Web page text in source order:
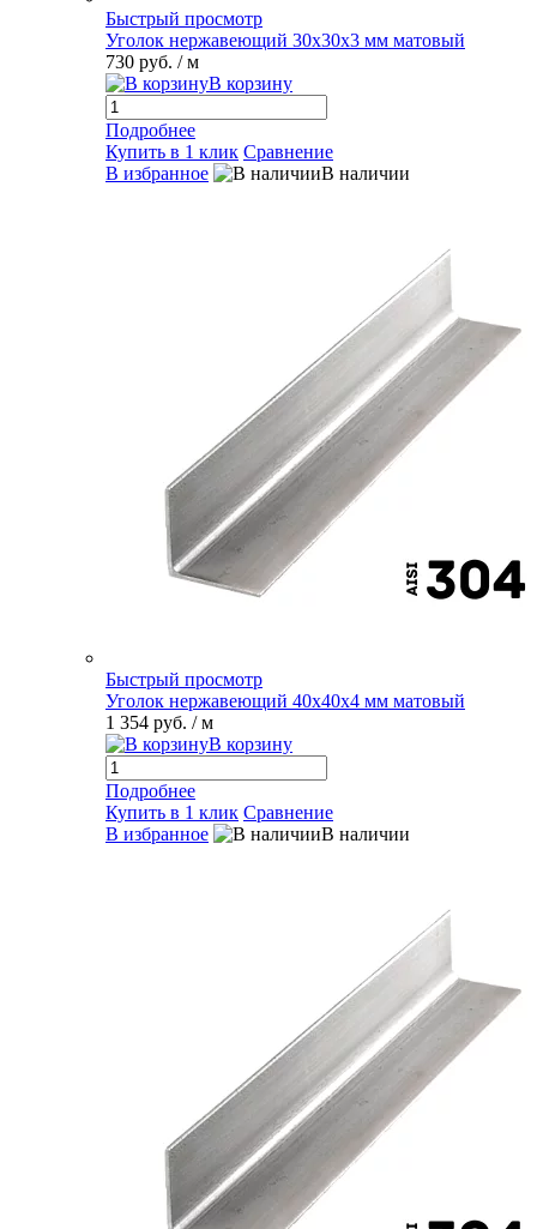
Быстрый просмотр
Уголок нержавеющий 30х30х3 мм матовый
730 руб. / м
В корзину
Подробнее
Купить в 1 клик Сравнение
В избранное
В наличии
Быстрый просмотр
Уголок нержавеющий 40х40х4 мм матовый
1 354 руб. / м
В корзину
Подробнее
Купить в 1 клик Сравнение
В избранное
В наличии